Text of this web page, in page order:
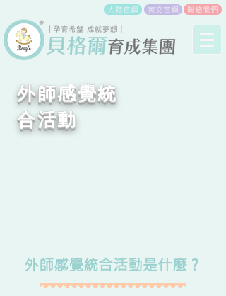
大陸官網 英文官網 聯絡我們
外師感覺統
合活動
外師感覺統合活動是什麼？